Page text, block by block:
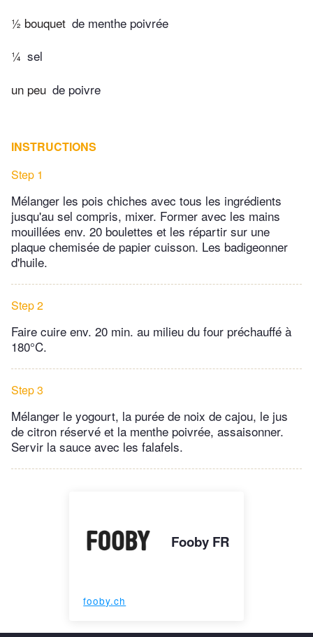
½ bouquet de menthe poivrée
¼ sel
un peu de poivre
INSTRUCTIONS
Step 1
Mélanger les pois chiches avec tous les ingrédients
jusqu'au sel compris, mixer. Former avec les mains
mouillées env. 20 boulettes et les répartir sur une
plaque chemisée de papier cuisson. Les badigeonner
d'huile.
Step 2
Faire cuire env. 20 min. au milieu du four préchauffé à
180°C.
Step 3
Mélanger le yogourt, la purée de noix de cajou, le jus
de citron réservé et la menthe poivrée, assaisonner.
Servir la sauce avec les falafels.
Fooby FR
fooby.ch